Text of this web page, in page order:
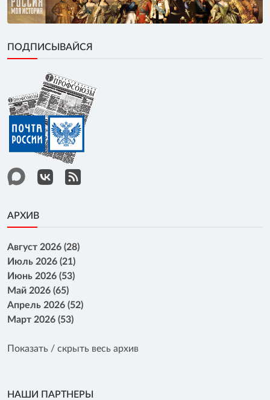
ПОДПИСЫВАЙСЯ
АРХИВ
Август 2026 (28)
Июль 2026 (21)
Июнь 2026 (53)
Май 2026 (65)
Апрель 2026 (52)
Март 2026 (53)
Показать / скрыть весь архив
НАШИ ПАРТНЕРЫ